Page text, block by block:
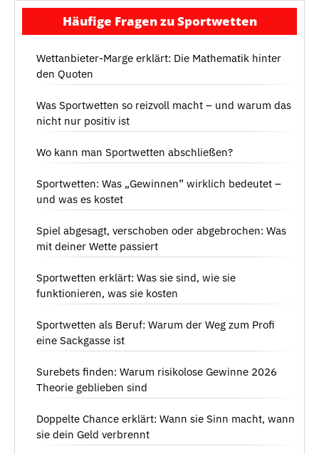
Häufige Fragen zu Sportwetten
Wettanbieter-Marge erklärt: Die Mathematik hinter
den Quoten
Was Sportwetten so reizvoll macht – und warum das
nicht nur positiv ist
Wo kann man Sportwetten abschließen?
Sportwetten: Was „Gewinnen” wirklich bedeutet –
und was es kostet
Spiel abgesagt, verschoben oder abgebrochen: Was
mit deiner Wette passiert
Sportwetten erklärt: Was sie sind, wie sie
funktionieren, was sie kosten
Sportwetten als Beruf: Warum der Weg zum Profi
eine Sackgasse ist
Surebets finden: Warum risikolose Gewinne 2026
Theorie geblieben sind
Doppelte Chance erklärt: Wann sie Sinn macht, wann
sie dein Geld verbrennt